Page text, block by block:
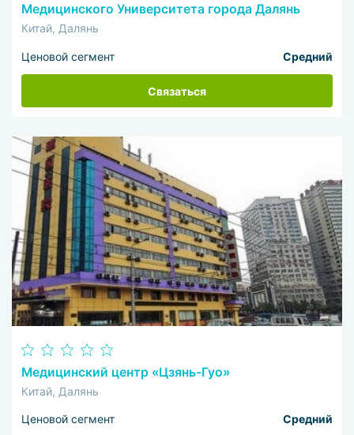
Медицинского Университета города Далянь
Китай, Далянь
Ценовой сегмент Средний
Связаться
Медицинский центр «Цзянь-Гуо»
Китай, Далянь
Ценовой сегмент Средний